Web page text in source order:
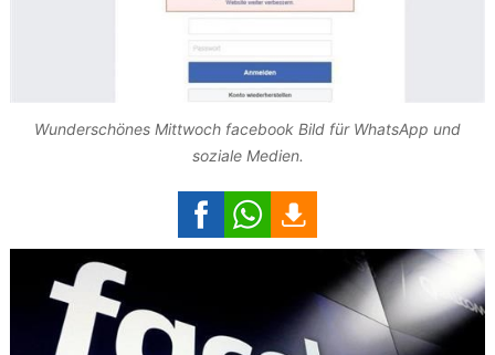
Wunderschönes Mittwoch facebook Bild für WhatsApp und
soziale Medien.